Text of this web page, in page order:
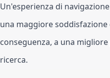
Un'esperienza di
una maggiore
conseguenza, a una
ricerca.